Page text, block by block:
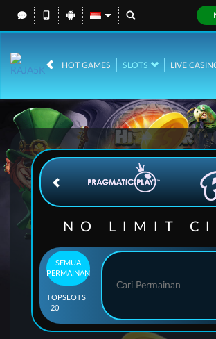
HOT GAMES SLOTS LIVE
IDR
NO LIMIT
SEMUA
PERMAINAN
TOP
20
SLOTS